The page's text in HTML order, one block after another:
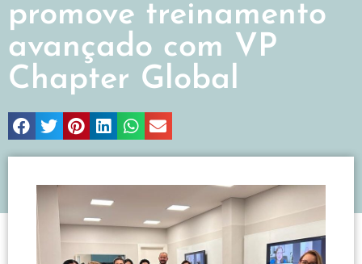
promove treinamento
avançado com VP
Chapter Global